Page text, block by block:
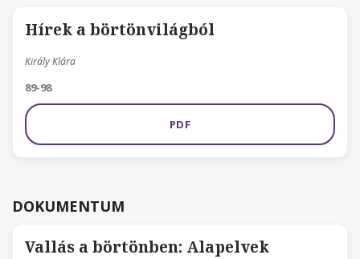
Hírek a börtönvilágból
Király Klára
89-98
PDF
DOKUMENTUM
Vallás a börtönben: Alapelvek